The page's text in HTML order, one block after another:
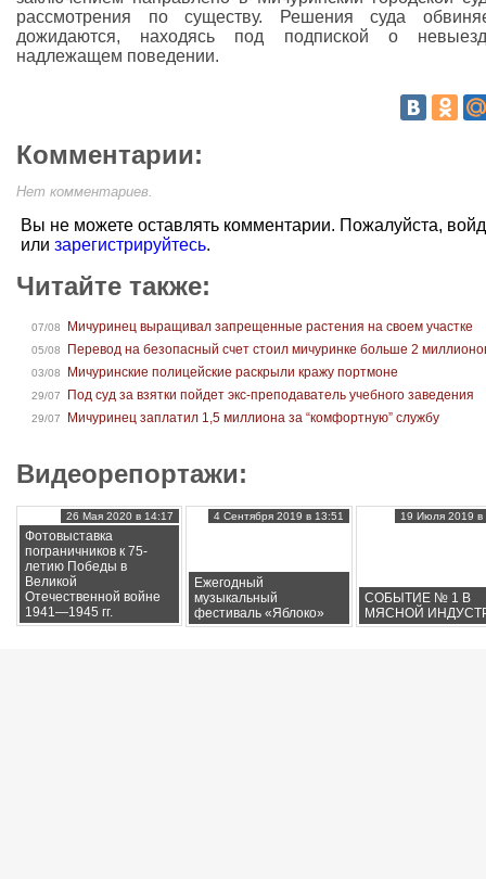
рассмотрения по существу. Решения суда
дожидаются, находясь под подпиской о
надлежащем поведении.
Комментарии:
Нет комментариев.
Вы не можете оставлять комментарии. Пожалуйста,
или зарегистрируйтесь.
Читайте также:
07/08 Мичуринец выращивал запрещенные растения на своем участке
05/08 Перевод на безопасный счет стоил мичуринке больше 2
03/08 Мичуринские полицейские раскрыли кражу портмоне
29/07 Под суд за взятки пойдет экс-преподаватель учебного заведения
29/07 Мичуринец заплатил 1,5 миллиона за “комфортную” службу
Видеорепортажи:
Фотовыставка
пограничников к 75-
летию Победы в
Великой
Отечественной войне
1941—1945 гг.
26 Мая 2020 в 14:17
Ежегодный
музыкальный
фестиваль «Яблоко»
4 Сентября 2019 в 13:51
СОБЫТИЕ № 1 В
МЯСНОЙ
19 Июля 2019 в